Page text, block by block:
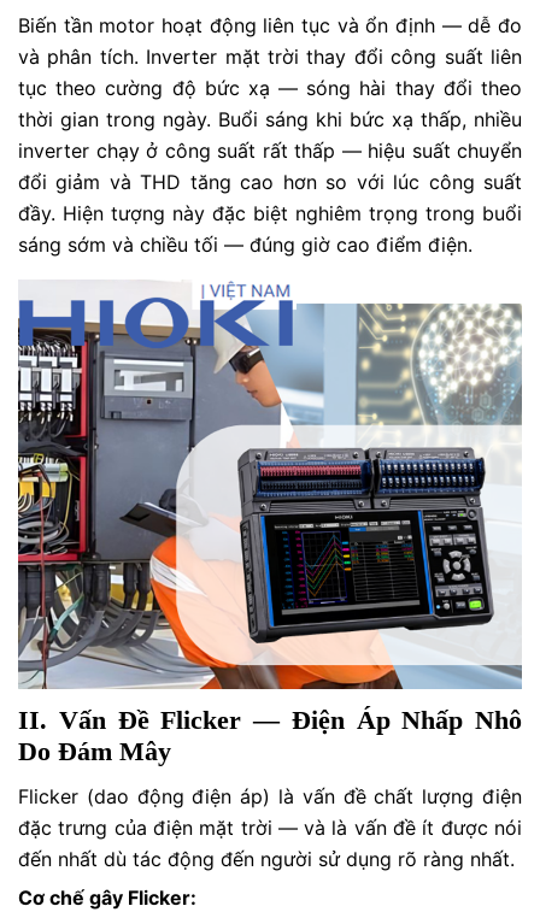
Biến tần motor hoạt động liên tục và ổn định — dễ đo
và phân tích. Inverter mặt trời thay đổi công suất liên
tục theo cường độ bức xạ — sóng hài thay đổi theo
thời gian trong ngày. Buổi sáng khi bức xạ thấp, nhiều
inverter chạy ở công suất rất thấp — hiệu suất chuyển
đổi giảm và THD tăng cao hơn so với lúc công suất
đầy. Hiện tượng này đặc biệt nghiêm trọng trong buổi
sáng sớm và chiều tối — đúng giờ cao điểm điện.
II. Vấn Đề Flicker — Điện Áp Nhấp Nhô
Do Đám Mây
Flicker (dao động điện áp) là vấn đề chất lượng điện
đặc trưng của điện mặt trời — và là vấn đề ít được nói
đến nhất dù tác động đến người sử dụng rõ ràng nhất.
Cơ chế gây Flicker: